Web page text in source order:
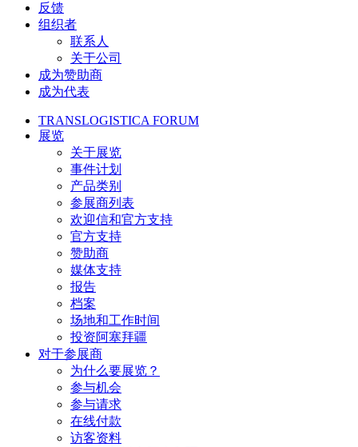
反馈
组织者
联系人
关于公司
成为赞助商
成为代表
TRANSLOGISTICA FORUM
展览
关于展览
事件计划
产品类别
参展商列表
欢迎信和官方支持
官方支持
赞助商
媒体支持
报告
档案
场地和工作时间
投资阿塞拜疆
对于参展商
为什么要展览？
参与机会
参与请求
在线付款
访客资料